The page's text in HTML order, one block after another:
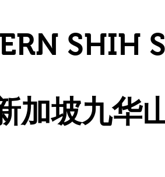
SHIH
加坡九华